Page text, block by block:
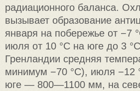
радиационного баланса.
вызывает образование
января на побережье от −7
июля от 10 °C на юге до 3
Гренландии средняя
минимум −70 °C), июля −12
юге — 800—1100 мм, на